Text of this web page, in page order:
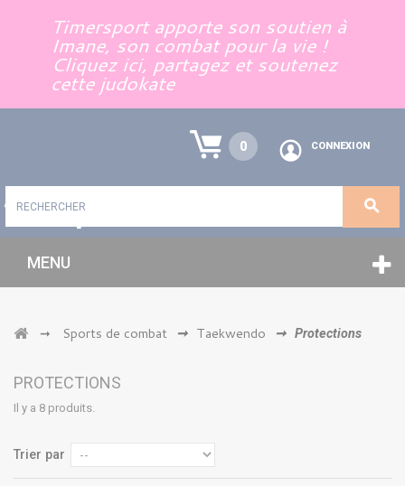
Timersport apporte son soutien à
Imane, son combat pour la vie !
Cliquez ici, partagez et soutenez
cette judokate
0 CONNEXION
MENU
➞ Sports de combat ➞ Taekwendo ➞ Protections
PROTECTIONS
Il y a 8 produits.
Trier par